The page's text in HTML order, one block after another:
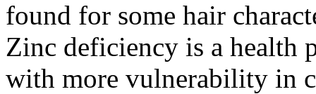
found for some hair
Zinc deficiency is a health
with more vulnerability in